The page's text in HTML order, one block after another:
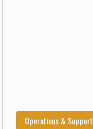
Operations & Support